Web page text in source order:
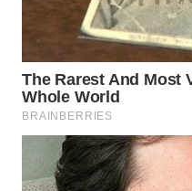
ADVOKAT
INFRASTRUKTUR
WAHANA
KONSUMEN